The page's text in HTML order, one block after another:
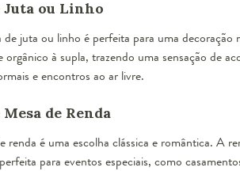
Juta ou Linho
juta ou linho é perfeita para uma
orgânico à supla, trazendo uma sensação de
e encontros ao ar livre.
de Renda
renda é uma escolha clássica e romântica. A
para eventos especiais, como